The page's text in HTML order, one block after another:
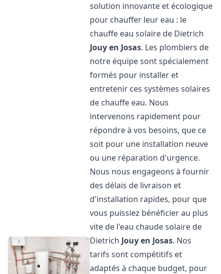
solution innovante et écologique
pour chauffer leur eau : le
chauffe eau solaire de Dietrich
Jouy en Josas. Les plombiers de
notre équipe sont spécialement
formés pour installer et
entretenir ces systèmes solaires
de chauffe eau. Nous
intervenons rapidement pour
répondre à vos besoins, que ce
soit pour une installation neuve
ou une réparation d'urgence.
Nous nous engageons à fournir
des délais de livraison et
d'installation rapides, pour que
vous puissiez bénéficier au plus
vite de l'eau chaude solaire de
Dietrich Jouy en Josas. Nos
tarifs sont compétitifs et
adaptés à chaque budget, pour